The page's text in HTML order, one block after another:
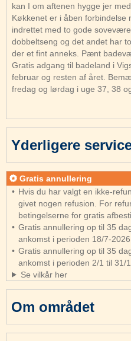
kan I om aftenen hygge jer
Køkkenet er i åben forbindelse
indrettet med to gode
dobbeltseng og det andet har
der et fint anneks. Pænt
Gratis adgang til badeland i
februar og resten af året.
fredag og lørdag i uge 37, 38
Om området
Yderligere
Gratis annullering
Hvis du har valgt en ikke-
givet nogen refusion. For
betingelserne for gratis
Gratis annullering op til 35
ankomst i perioden 18/7-
Gratis annullering op til 35
ankomst i perioden 2/1 til 31/
Se vilkår her